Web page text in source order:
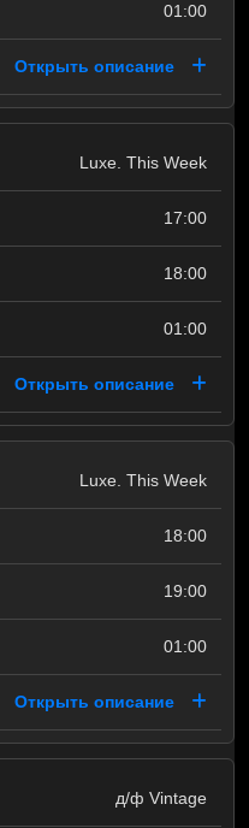
01:00
Открыть описание
Luxe. This Week
17:00
18:00
01:00
Открыть описание
Luxe. This Week
18:00
19:00
01:00
Открыть описание
д/ф Vintage